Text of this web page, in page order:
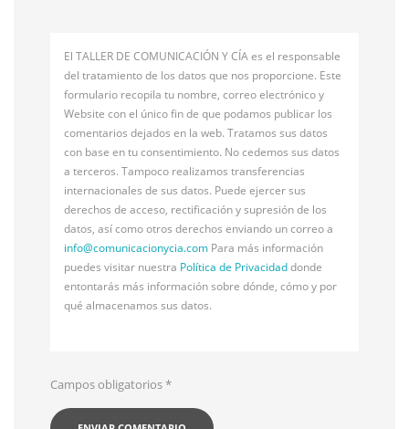
El TALLER DE COMUNICACIÓN Y CÍA es el responsable
del tratamiento de los datos que nos proporcione. Este
formulario recopila tu nombre, correo electrónico y
Website con el único fin de que podamos publicar los
comentarios dejados en la web. Tratamos sus datos
con base en tu consentimiento. No cedemos sus datos
a terceros. Tampoco realizamos transferencias
internacionales de sus datos. Puede ejercer sus
derechos de acceso, rectificación y supresión de los
datos, así como otros derechos enviando un correo a
info@comunicacionycia.com Para más información
puedes visitar nuestra Política de Privacidaddonde
entontarás más información sobre dónde, cómo y por
qué almacenamos sus datos.
Campos obligatorios*